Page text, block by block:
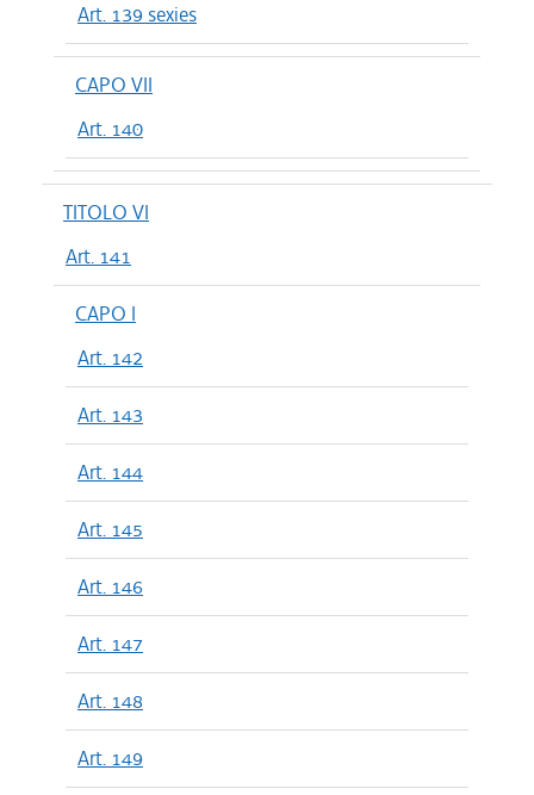
Art. 139 sexies
CAPO VII
Art. 140
TITOLO VI
Art. 141
CAPO I
Art. 142
Art. 143
Art. 144
Art. 145
Art. 146
Art. 147
Art. 148
Art. 149